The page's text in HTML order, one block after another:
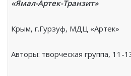
«Ямал-Артек-Транзит»
Крым, г.Гурзуф, МДЦ «Артек»
Авторы: творческая группа, 11-